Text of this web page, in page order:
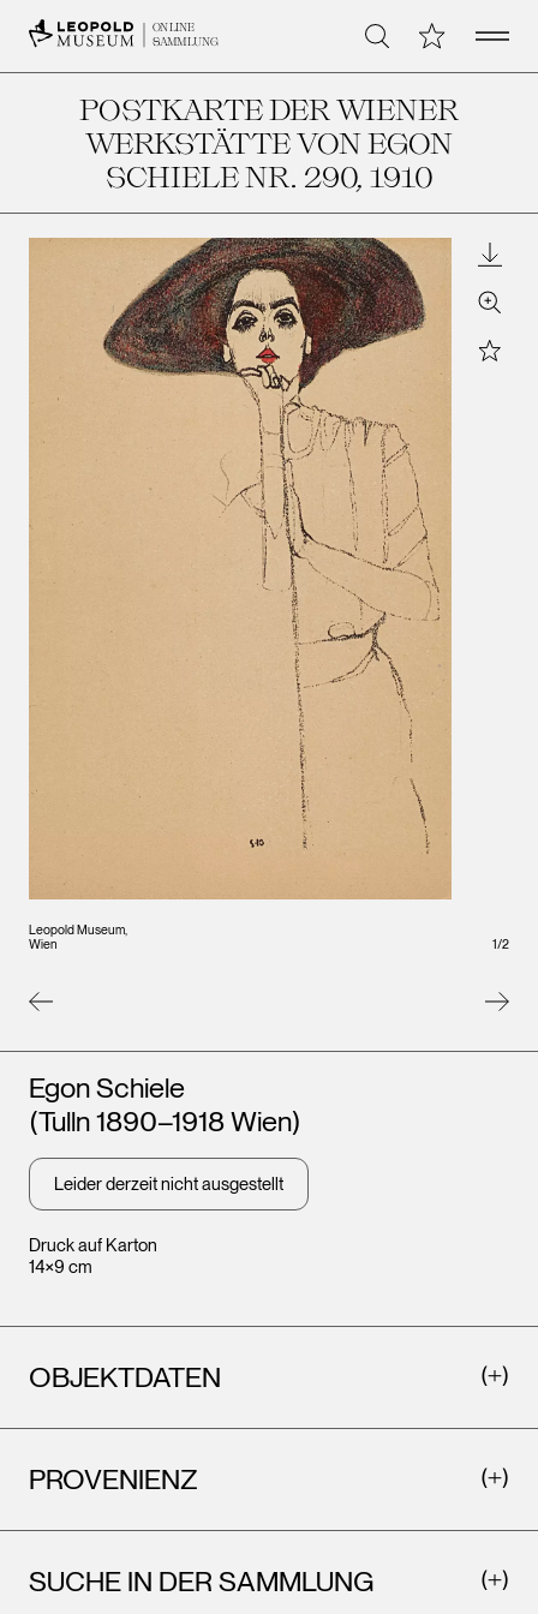
ONLINE
SAMMLUNG
Suche Meine Open
POSTKARTE DER WIENER
WERKSTÄTTE VON EGON
SCHIELE NR. 290, 1910
Leopold Museum,
Wien
Zoom
Star
1/2
Druck auf Karton
14×9 cm
Künstler*innen
Egon Schiele
(Tulln 1890–1918 Wien)
Leider derzeit nicht ausgestellt
OBJEKTDATEN
PROVENIENZ
SUCHE IN DER SAMMLUNG